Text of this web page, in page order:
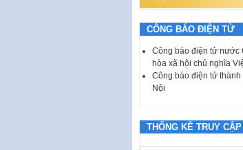
CÔNG BÁO ĐIỆN TỬ
Công báo điện tử nước
hòa xã hội chủ nghĩa
Công báo điện tử thành
Nội
THỐNG KÊ TRUY CẬP